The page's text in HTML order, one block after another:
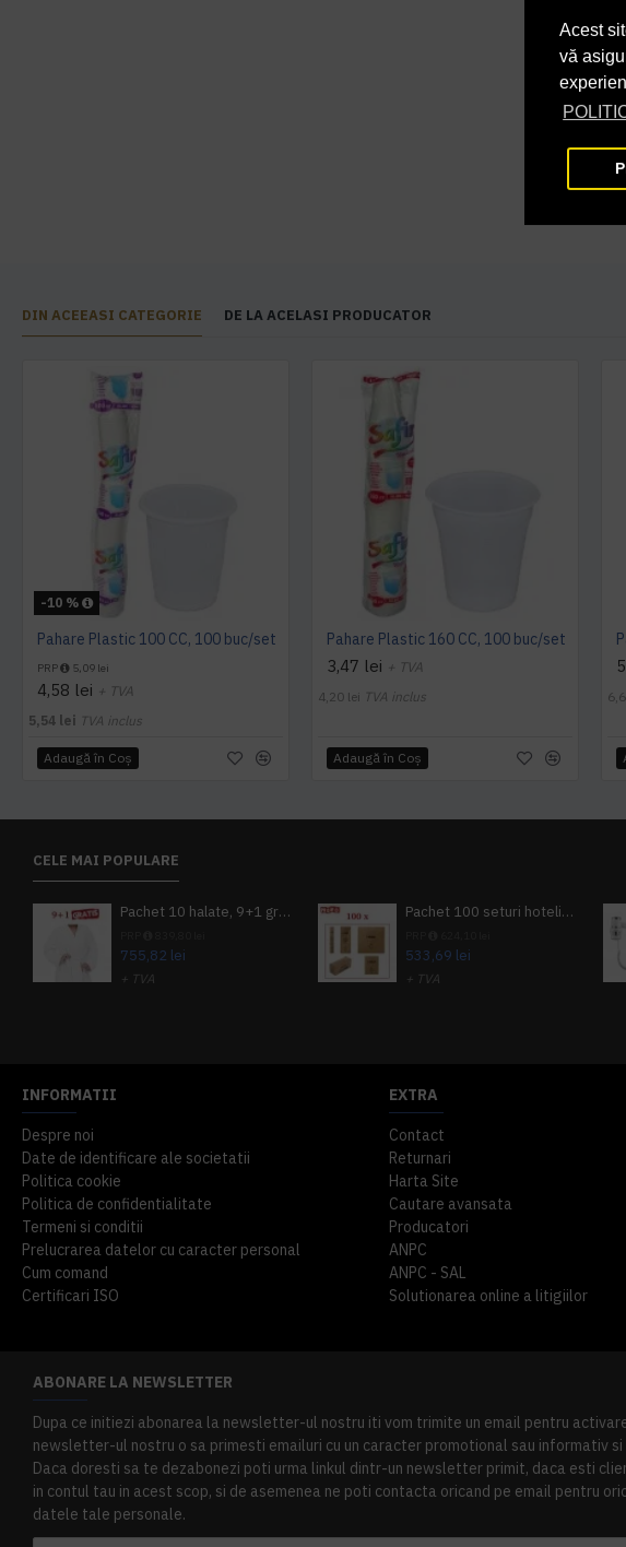
Acest
vă
DIN ACEEASI CATEGORIE DE LA ACELASI PRODUCATOR
-10 %
Pahare Plastic 100 CC, 100 buc/set
PRP 5,09 lei
4,58 lei + TVA
5,54 lei TVA inclus
Adaugă în Coş
Pahare Plastic 160 CC, 100 buc/set
3,47 lei + TVA
4,20 lei TVA inclus
Adaugă în Coş
CELE MAI POPULARE
Pachet 10 halate, 9+1 gratuit
755,82 lei
+ TVA
Pachet 100 seturi hoteliere, set dentar, set barbierit, casca de dus, pila unghii, set cusut
533,69 lei
+ TVA
INFORMATII
Despre noi
Date de identificare ale societatii
Politica cookie
Politica de confidentialitate
Termeni si conditii
Prelucrarea datelor cu caracter personal
Cum comand
Certificari ISO
EXTRA
Contact
Returnari
Harta Site
Cautare avansata
Producatori
ANPC
ANPC - SAL
Solutionarea online a litigiilor
ABONARE LA NEWSLETTER
Dupa ce initiezi abonarea la newsletter-ul nostru iti vom trimite un email pentru
newsletter-ul nostru o sa primesti emailuri cu un caracter promotional sau informativ
Daca doresti sa te dezabonezi poti urma linkul dintr-un newsletter primit, daca esti
in contul tau in acest scop, si de asemenea ne poti contacta oricand pe email pentru
datele tale personale.